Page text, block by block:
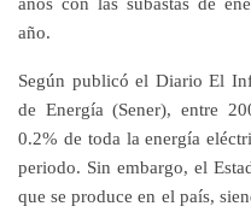
año.
Según publicó el Diario El
de Energía (Sener), entre
0.2% de toda la energía
periodo. Sin embargo, el
que se produce en el país,